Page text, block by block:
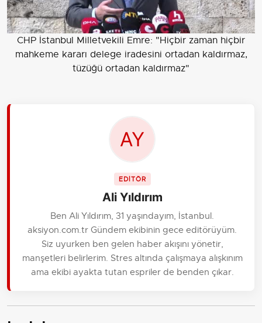
CHP İstanbul Milletvekili Emre: "Hiçbir zaman hiçbir
mahkeme kararı delege iradesini ortadan kaldırmaz,
tüzüğü ortadan kaldırmaz"
EDİTÖR
Ali Yıldırım
Ben Ali Yıldırım, 31 yaşındayım, İstanbul.
aksiyon.com.tr Gündem ekibinin gece editörüyüm.
Siz uyurken ben gelen haber akışını yönetir,
manşetleri belirlerim. Stres altında çalışmaya alışkınım
ama ekibi ayakta tutan espriler de benden çıkar.